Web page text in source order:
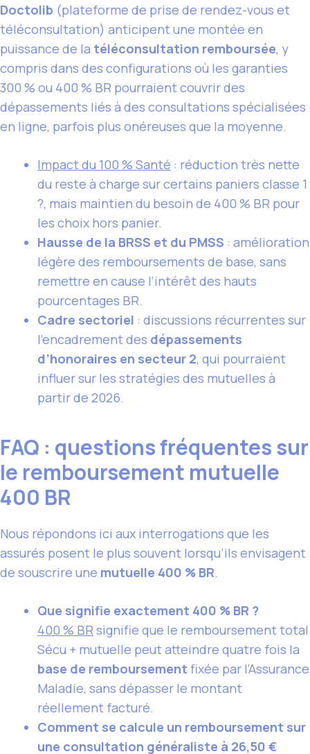
Doctolib (plateforme de prise de rendez-vous et
téléconsultation) anticipent une montée en
puissance de la téléconsultation remboursée, y
compris dans des configurations où les garanties
300 % ou 400 % BR pourraient couvrir des
dépassements liés à des consultations spécialisées
en ligne, parfois plus onéreuses que la moyenne.
Impact du 100 % Santé : réduction très nette
du reste à charge sur certains paniers classe 1
?, mais maintien du besoin de 400 % BR pour
les choix hors panier.
Hausse de la BRSS et du PMSS : amélioration
légère des remboursements de base, sans
remettre en cause l’intérêt des hauts
pourcentages BR.
Cadre sectoriel : discussions récurrentes sur
l’encadrement des dépassements
d’honoraires en secteur 2, qui pourraient
influer sur les stratégies des mutuelles à
partir de 2026.
FAQ : questions fréquentes sur
le remboursement mutuelle
400 BR
Nous répondons ici aux interrogations que les
assurés posent le plus souvent lorsqu’ils envisagent
de souscrire une mutuelle 400 % BR.
Que signifie exactement 400 % BR ?
400 % BR signifie que le remboursement total
Sécu + mutuelle peut atteindre quatre fois la
base de remboursement fixée par l’Assurance
Maladie, sans dépasser le montant
réellement facturé.
Comment se calcule un remboursement sur
une consultation généraliste à 26,50 €